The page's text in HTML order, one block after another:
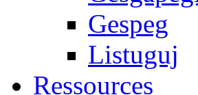
Gespeg
Listuguj
Ressources